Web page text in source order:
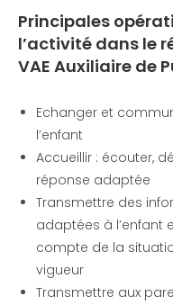
Principales
l’activité dans le
VAE Auxiliaire de
Echanger et
l’enfant
Accueillir : écouter,
réponse adaptée
Transmettre des
adaptées à l’enfant
compte de la
vigueur
Transmettre aux